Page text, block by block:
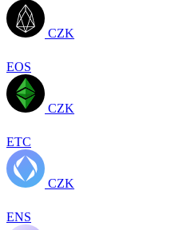
CZK
EOS
CZK
ETC
CZK
ENS